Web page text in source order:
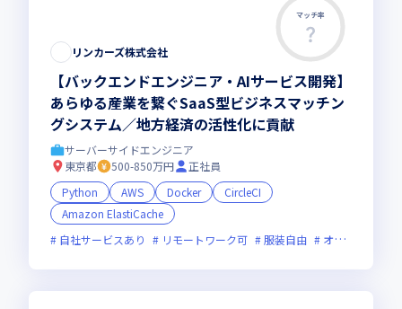
マッチ率
リンカーズ株式会社
【バックエンドエンジニア・AIサービス開発】
あらゆる産業を繋ぐSaaS型ビジネスマッチン
グシステム／地方経済の活性化に貢献
サーバーサイドエンジニア
東京都
500-850万円
正社員
Python
AWS Docker
CircleCI
Amazon ElastiCache
自社サービスあり
リモートワーク可 服装自由 オンライン選考可